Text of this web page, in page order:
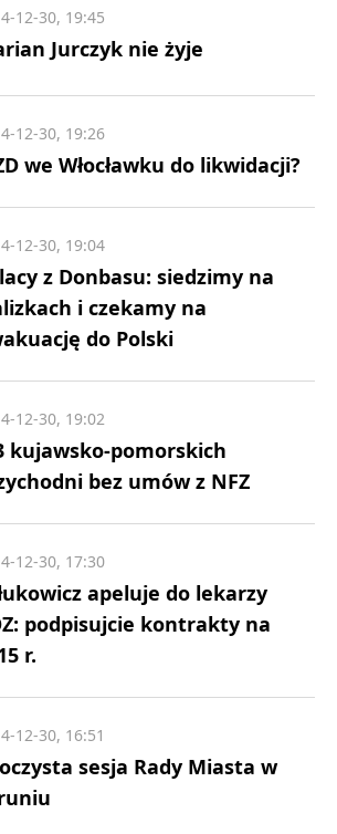
Jurczyk nie żyje
12-30, 19:45
we Włocławku do likwidacji?
12-30, 19:26
z Donbasu: siedzimy na
i czekamy na
do Polski
12-30, 19:04
kujawsko-pomorskich
bez umów z NFZ
12-30, 19:02
apeluje do lekarzy
podpisujcie kontrakty na
r.
12-30, 17:30
sesja Rady Miasta w
12-30, 16:51